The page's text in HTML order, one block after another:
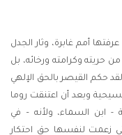
أمم غابرة، وثار الجدل
حريته وكرامته ورخائه، بل
حكم القيصر بالحق الإلهي
وبعد أن اعتنقت روما
- ابن السماء، ولأنه – في
زعمت لنفسها حق احتكار